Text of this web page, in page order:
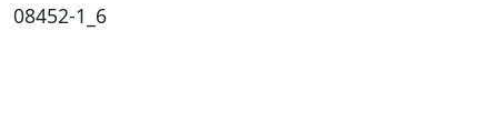
08452-1_6